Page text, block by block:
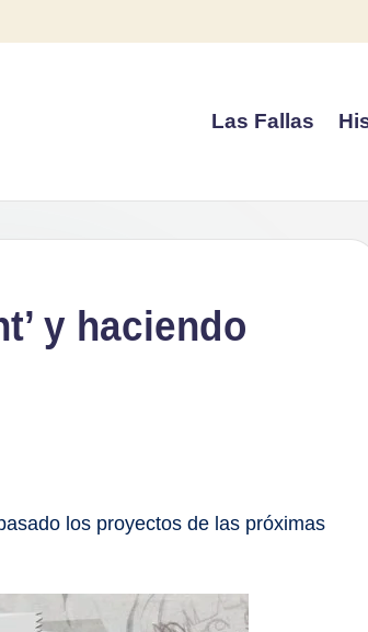
Las Fallas
y haciendo
los proyectos de las próximas